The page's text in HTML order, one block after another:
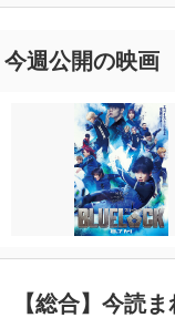
今週公開の映画
【総合】今読